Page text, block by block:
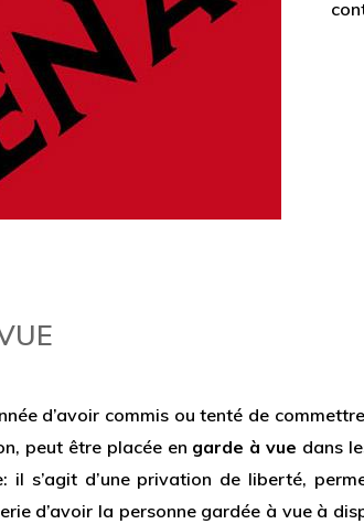
d’avoir commis ou tenté de
peut être placée en garde à vue dans
il s’agit d’une privation de liberté,
d’avoir la personne gardée à vue à